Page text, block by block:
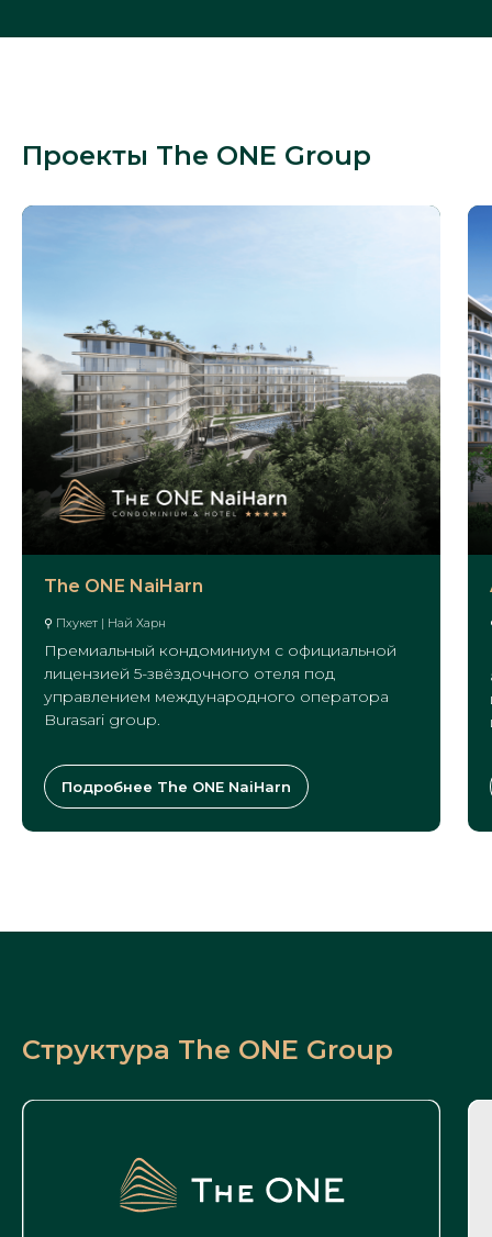
Проекты The ONE Group
The ONE NaiHarn
⚲ Пхукет | Най Харн
Премиальный кондоминиум с официальной
лицензией 5-звёздочного отеля под
управлением международного оператора
Burasari group.
Подробнее The ONE NaiHarn
Структура The ONE Group